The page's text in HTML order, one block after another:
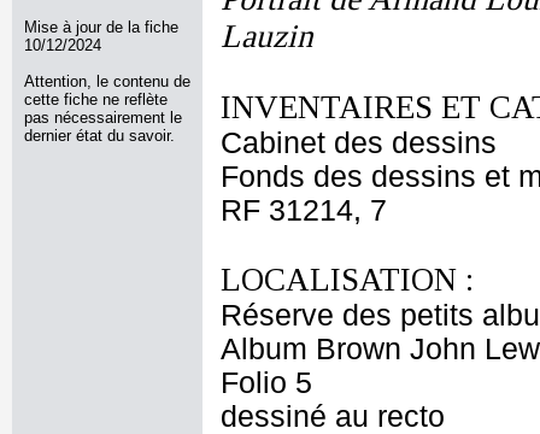
Mise à jour de la fiche
10/12/2024
Attention, le contenu de
cette fiche ne reflète
pas nécessairement le
dernier état du savoir.
Lauzin
INVENTAIRES ET
Cabinet des dessins
Fonds des dessins et
RF 31214, 7
LOCALISATION :
Réserve des petits
Album Brown John
Folio 5
dessiné au recto